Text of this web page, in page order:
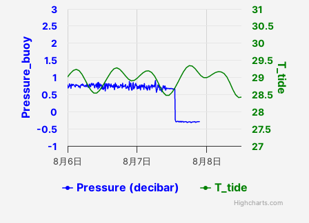
Pressure_buoy T_tide
Pressure (decibar) T_tide
8月6日 8月7日 8月8日
-1
-0.5
0
0.5
1
1.5
2
2.5
3
27
27.5
28
28.5
29
29.5
30
30.5
31
Highcharts.com